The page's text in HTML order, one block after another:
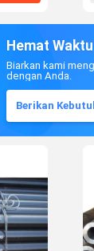
Hemat
Biarkan kami
dengan Anda.
Berikan